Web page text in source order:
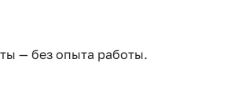
— без опыта работы.